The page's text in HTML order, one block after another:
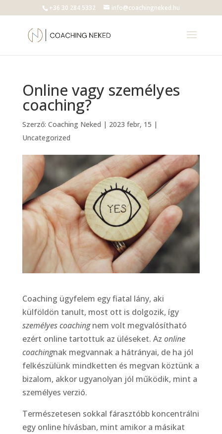
+36 30 284 5332 info@coachingneked.hu
Online vagy személyes
coaching?
Szerző: Coaching Neked | 2023 febr, 15 |
Uncategorized
Coaching ügyfelem egy fiatal lány, aki
külföldön tanult, most ott is dolgozik, így
személyes coachingnem volt megvalósítható
ezért online tartottuk az üléseket. Az online
coachingnak megvannak a hátrányai, de ha jól
felkészülünk mindketten és megvan köztünk a
bizalom, akkor ugyanolyan jól működik, mint a
személyes verzió.
Természetesen sokkal fárasztóbb koncentrálni
egy online hívásban, mint amikor a másikat